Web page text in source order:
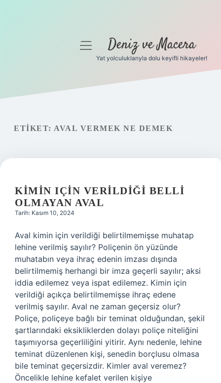
Gizlilik Politikası
menüyüDeniz ve Macera
Yat yolculuklarıyla dolu keyifli hikayeler!
ETIKET: AVAL VERMEK NE DEMEK
KIMIN IÇIN VERILDIĞI BELLI
OLMAYAN AVAL
Tarih: Kasım 10, 2024
Aval kimin için verildiği belirtilmemişse muhatap
lehine verilmiş sayılır? Poliçenin ön yüzünde
muhatabın veya ihraç edenin imzası dışında
belirtilmemiş herhangi bir imza geçerli sayılır; aksi
iddia edilemez veya ispat edilemez. Kimin için
verildiği açıkça belirtilmemişse ihraç edene
verilmiş sayılır. Aval ne zaman geçersiz olur?
Poliçe, poliçeye bağlı bir teminat olduğundan, şekil
şartlarındaki eksikliklerden dolayı poliçe niteliğini
taşımıyorsa geçerliliğini yitirir. Aynı nedenle, lehine
teminat düzenlenen kişi, senedin borçlusu olmasa
bile teminat geçersizdir. Kimler aval veremez?
Öncelikle lehine kefalet verilen kişiye